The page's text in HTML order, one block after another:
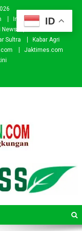
Investor
Donasi
News
Kabar.id
Sultra
Kabar Agri
Jaktimes.com
ID